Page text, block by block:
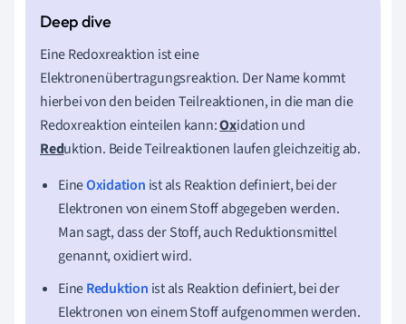
Eine Redoxreaktion ist eine
Elektronenübertragungsreaktion. Der Name kommt
hierbei von den beiden Teilreaktionen, in die man die
Redoxreaktion einteilen kann:Oxidation und
Reduktion. Beide Teilreaktionen laufen gleichzeitig ab.
EineOxidation ist als Reaktion definiert, bei der
Elektronen von einem Stoff abgegeben werden.
Man sagt, dass der Stoff, auch Reduktionsmittel
genannt, oxidiert wird.
EineReduktion ist als Reaktion definiert, bei der
Elektronen von einem Stoff aufgenommen werden.